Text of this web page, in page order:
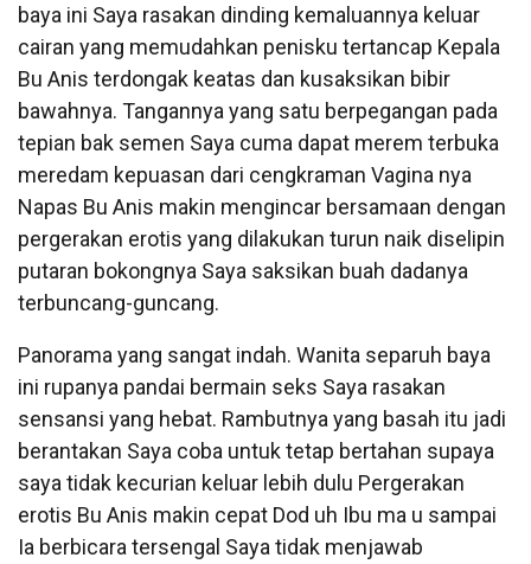
baya ini Saya rasakan dinding kemaluannya keluar
cairan yang memudahkan penisku tertancap Kepala
Bu Anis terdongak keatas dan kusaksikan bibir
bawahnya. Tangannya yang satu berpegangan pada
tepian bak semen Saya cuma dapat merem terbuka
meredam kepuasan dari cengkraman Vagina nya
Napas Bu Anis makin mengincar bersamaan dengan
pergerakan erotis yang dilakukan turun naik diselipin
putaran bokongnya Saya saksikan buah dadanya
terbuncang-guncang.
Panorama yang sangat indah. Wanita separuh baya
ini rupanya pandai bermain seks Saya rasakan
sensansi yang hebat. Rambutnya yang basah itu jadi
berantakan Saya coba untuk tetap bertahan supaya
saya tidak kecurian keluar lebih dulu Pergerakan
erotis Bu Anis makin cepat Dod uh Ibu ma u sampai
Ia berbicara tersengal Saya tidak menjawab